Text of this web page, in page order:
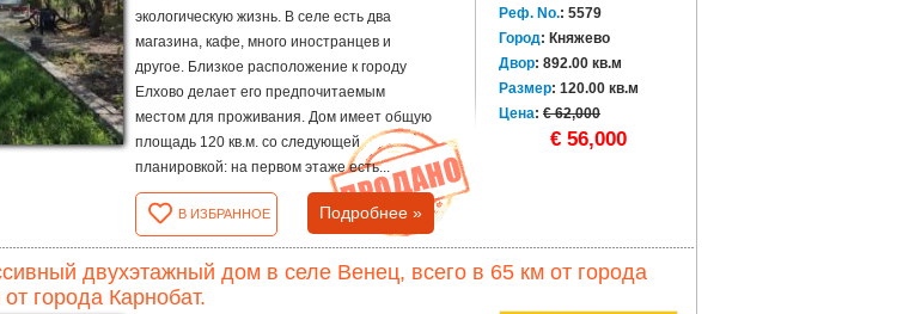
экологическую жизнь. В селе есть два
магазина, кафе, много иностранцев и
другое. Близкое расположение к городу
Елхово делает его предпочитаемым
местом для проживания. Дом имеет общую
площадь 120 кв.м. со следующей
планировкой: на первом этаже есть...
В ИЗБРАННОЕ Подробнее »
Реф. No.: 5579
Город: Княжево
Двор: 892.00 кв.м
Размер: 120.00 кв.м
Цена: € 62,000
€ 56,000
двухэтажный дом в селе Венец, всего в 65 км от города
города Карнобат.